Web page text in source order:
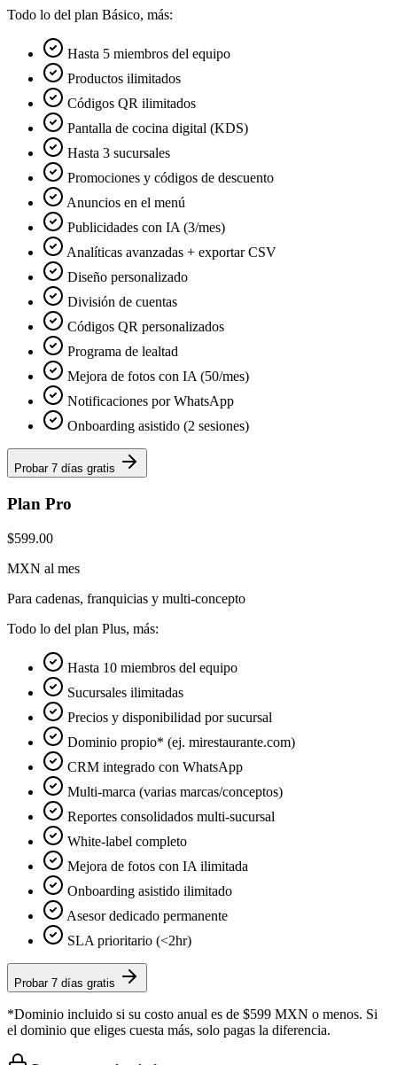
Todo lo del plan Básico, más:
Hasta 5 miembros del equipo
Productos ilimitados
Códigos QR ilimitados
Pantalla de cocina digital (KDS)
Hasta 3 sucursales
Promociones y códigos de descuento
Anuncios en el menú
Publicidades con IA (3/mes)
Analíticas avanzadas + exportar CSV
Diseño personalizado
División de cuentas
Códigos QR personalizados
Programa de lealtad
Mejora de fotos con IA (50/mes)
Notificaciones por WhatsApp
Onboarding asistido (2 sesiones)
Probar 7 días gratis
Plan Pro
$599.00
MXN al mes
Para cadenas, franquicias y multi-concepto
Todo lo del plan Plus, más:
Hasta 10 miembros del equipo
Sucursales ilimitadas
Precios y disponibilidad por sucursal
Dominio propio* (ej. mirestaurante.com)
CRM integrado con WhatsApp
Multi-marca (varias marcas/conceptos)
Reportes consolidados multi-sucursal
White-label completo
Mejora de fotos con IA ilimitada
Onboarding asistido ilimitado
Asesor dedicado permanente
SLA prioritario (<2hr)
Probar 7 días gratis
*Dominio incluido si su costo anual es de $599 MXN o menos. Si
el dominio que eliges cuesta más, solo pagas la diferencia.